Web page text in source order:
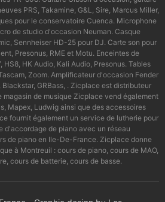
PRS, Takamine, G&L, Sire, Marcus Miller,
pour le conservatoire Cuenca. Microphone
de studio d'occasion Neuman. Casque
Sennheiser HD-25 pour DJ. Carte son pour
Presonus, RME et Motu. Enceintes de
HS8, HK Audio, Kali Audio, Presonus. Tables
Zoom. Amplificateur d'occasion Fender
GRBass, . Zicplace est distributeur
magasin de musique Zicplace vend également
Mapex, Ludwig ainsi que des accessoires
fournit également un service de lutherie pour
d'accordage de piano avec un réseau
de piano en Ile-De-France. Zicplace donne
à Montreuil : cours de piano, cours de MAO,
cours de batterie, cours de basse.